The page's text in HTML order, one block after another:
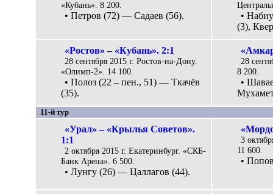
«Кубань». 8 200.
• Петров (72) — Садаев (56).
•
(3),
«Ростов» – «Кубань». 2:1
28 сентября 2015 г. Ростов-на-Дону.
«Олимп-2». 14 100.
• Полоз (22 – пен., 51) — Ткачёв
(35).
28
8 200.
•
11-й тур
«Урал» – «Крылья Советов».
1:1
2 октября 2015 г. Екатеринбург. «СКБ-
Банк Арена». 6 500.
• Лунгу (26) — Цаллагов (44).
3
11 600.
•